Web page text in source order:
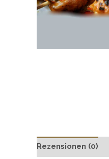
Rezensionen (0)